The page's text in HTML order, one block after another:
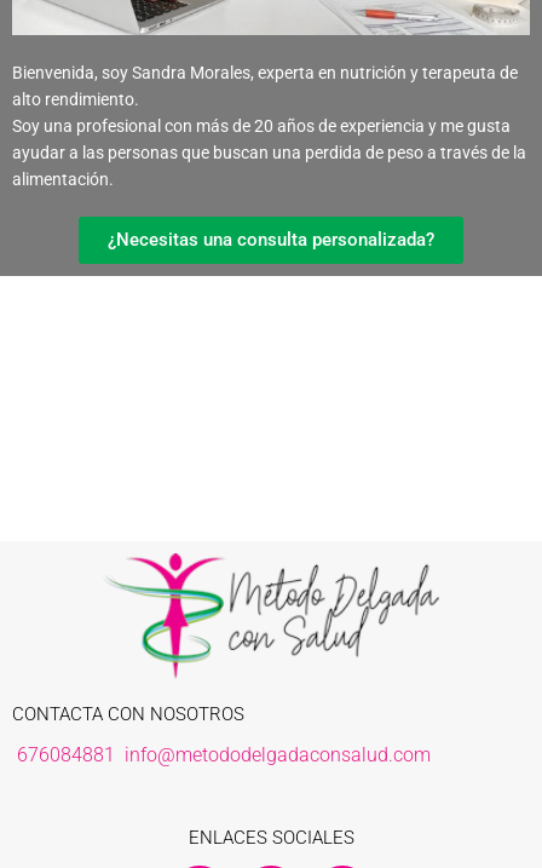
Bienvenida, soy Sandra Morales, experta en nutrición y terapeuta de
alto rendimiento.
Soy una profesional con más de 20 años de experiencia y me gusta
ayudar a las personas que buscan una perdida de peso a través de la
alimentación.
¿Necesitas una consulta personalizada?
CONTACTA CON NOSOTROS
676084881 info@metododelgadaconsalud.com
ENLACES SOCIALES